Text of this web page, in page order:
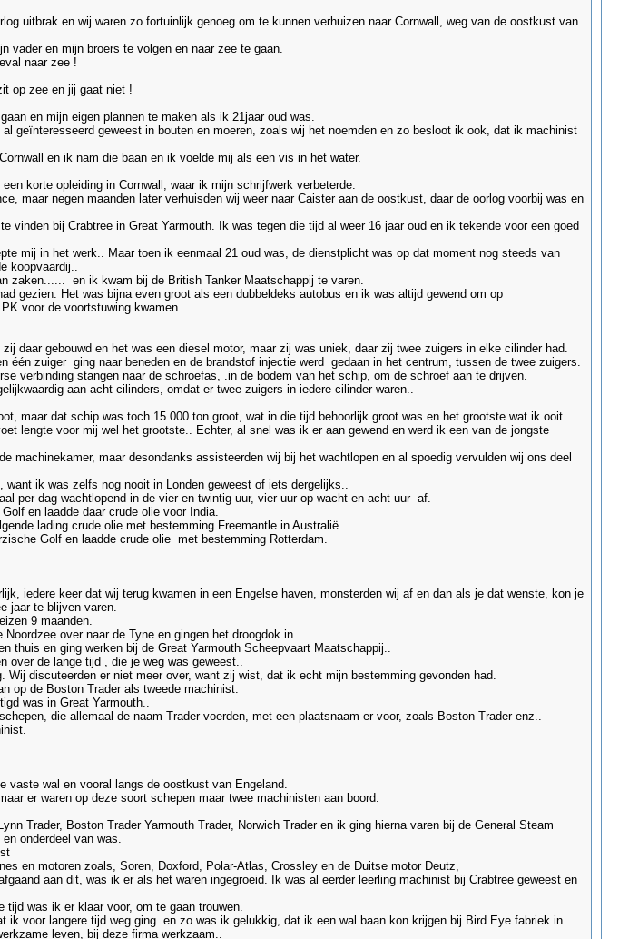
uitbrak en wij waren zo fortuinlijk genoeg om te kunnen verhuizen naar Cornwall, weg van de oostkust van
vader en mijn broers te volgen en naar zee te gaan.
naar zee !
op zee en jij gaat niet !
en mijn eigen plannen te maken als ik 21jaar oud was.
geïnteresseerd geweest in bouten en moeren, zoals wij het noemden en zo besloot ik ook, dat ik machinist
en ik nam die baan en ik voelde mij als een vis in het water.
korte opleiding in Cornwall, waar ik mijn schrijfwerk verbeterde.
maar negen maanden later verhuisden wij weer naar Caister aan de oostkust, daar de oorlog voorbij was en
vinden bij Crabtree in Great Yarmouth. Ik was tegen die tijd al weer 16 jaar oud en ik tekende voor een goed
mij in het werk.. Maar toen ik eenmaal 21 oud was, de dienstplicht was op dat moment nog steeds van
koopvaardij..
zaken...... en ik kwam bij de British Tanker Maatschappij te varen.
gezien. Het was bijna even groot als een dubbeldeks autobus en ik was altijd gewend om op
voor de voortstuwing kwamen..
daar gebouwd en het was een diesel motor, maar zij was uniek, daar zij twee zuigers in elke cilinder had.
één zuiger ging naar beneden en de brandstof injectie werd gedaan in het centrum, tussen de twee zuigers.
verbinding stangen naar de schroefas, .in de bodem van het schip, om de schroef aan te drijven.
aan acht cilinders, omdat er twee zuigers in iedere cilinder waren..
maar dat schip was toch 15.000 ton groot, wat in die tijd behoorlijk groot was en het grootste wat ik ooit
lengte voor mij wel het grootste.. Echter, al snel was ik er aan gewend en werd ik een van de jongste
machinekamer, maar desondanks assisteerden wij bij het wachtlopen en al spoedig vervulden wij ons deel
ik was zelfs nog nooit in Londen geweest of iets dergelijks..
per dag wachtlopend in de vier en twintig uur, vier uur op wacht en acht uur af.
en laadde daar crude olie voor India.
lading crude olie met bestemming Freemantle in Australië.
Golf en laadde crude olie met bestemming Rotterdam.
iedere keer dat wij terug kwamen in een Engelse haven, monsterden wij af en dan als je dat wenste, kon je
jaar te blijven varen.
9 maanden.
over naar de Tyne en gingen het droogdok in.
thuis en ging werken bij de Great Yarmouth Scheepvaart Maatschappij..
over de lange tijd , die je weg was geweest..
discuteerden er niet meer over, want zij wist, dat ik echt mijn bestemming gevonden had.
op de Boston Trader als tweede machinist.
was in Great Yarmouth..
die allemaal de naam Trader voerden, met een plaatsnaam er voor, zoals Boston Trader enz..
vaste wal en vooral langs de oostkust van Engeland.
er waren op deze soort schepen maar twee machinisten aan boord.
Trader, Boston Trader Yarmouth Trader, Norwich Trader en ik ging hierna varen bij de General Steam
onderdeel van was.
en motoren zoals, Soren, Doxford, Polar-Atlas, Crossley en de Duitse motor Deutz,
aan dit, was ik er als het waren ingegroeid. Ik was al eerder leerling machinist bij Crabtree geweest en
tijd was ik er klaar voor, om te gaan trouwen.
ik voor langere tijd weg ging. en zo was ik gelukkig, dat ik een wal baan kon krijgen bij Bird Eye fabriek in
leven, bij deze firma werkzaam..